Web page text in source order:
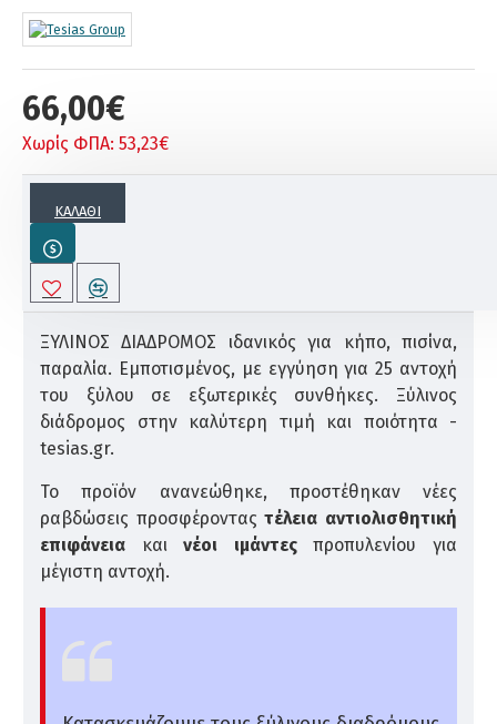
66,00€
Χωρίς ΦΠΑ: 53,23€
ΚΑΛΆΘΙ
Το προϊόν έχει ελάχιστη ποσότητα 3 τεμ.
ΠΕΡΙΓΡΑΦΗ
ΞΥΛΙΝΟΣ ΔΙΑΔΡΟΜΟΣ ιδανικός για κήπο, πισίνα,
παραλία. Εμποτισμένος, με εγγύηση για 25 αντοχή
του ξύλου σε εξωτερικές συνθήκες. Ξύλινος
διάδρομος στην καλύτερη τιμή και ποιότητα -
tesias.gr.
Το προϊόν ανανεώθηκε, προστέθηκαν νέες
ραβδώσεις προσφέρονταςτέλεια αντιολισθητική
επιφάνεια καινέοι ιμάντεςπροπυλενίου για
μέγιστη αντοχή.